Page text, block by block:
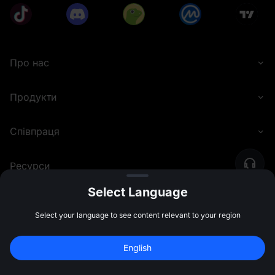
Про нас
Продукти
Співпраця
Ресурси
Юридична інформація та комплаєнс
2026 MEXC.COM
Зареєструйтесь для бонусу у 10 000
Select Language
Select your language to see content relevant to your region
English